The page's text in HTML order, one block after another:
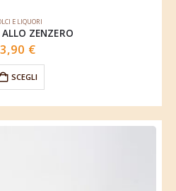
E LIQUORI
ALLO ZENZERO
3,90 €
SCEGLI